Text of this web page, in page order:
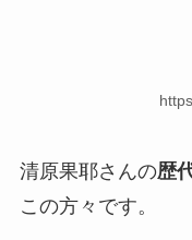
清原果耶さんの歴
この方々です。